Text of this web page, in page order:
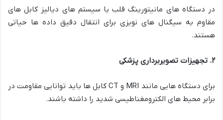
در دستگاه های مانیتورینگ قلب یا سیستم های دیالیز کابل های
مقاوم به سیگنال های نویزی برای انتقال دقیق داده ها حیاتی
هستند.
۲. تجهیزات تصویربرداری پزشکی
برای دستگاه هایی مانند MRI و CT کابل ها باید توانایی مقاومت در
برابر محیط های الکترومغناطیسی شدید را داشته باشند.